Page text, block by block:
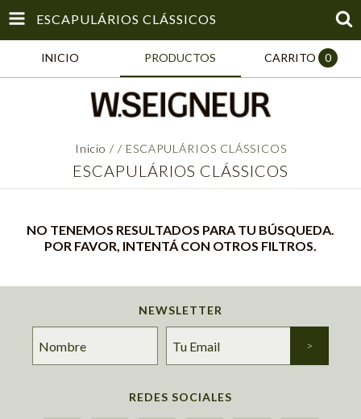
ESCAPULÁRIOS CLÁSSICOS
INICIO PRODUCTOS CARRITO 0
Inicio / / ESCAPULÁRIOS CLÁSSICOS
ESCAPULÁRIOS CLÁSSICOS
NO TENEMOS RESULTADOS PARA TU BÚSQUEDA.
POR FAVOR, INTENTÁ CON OTROS FILTROS.
NEWSLETTER
REDES SOCIALES